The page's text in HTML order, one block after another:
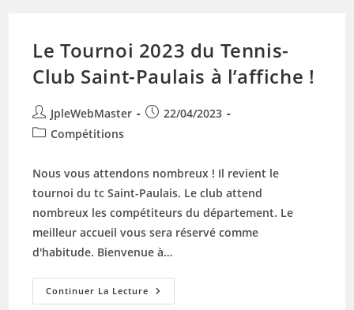
Le Tournoi 2023 du Tennis-
Club Saint-Paulais à l’affiche !
Auteur/autrice
de
JpleWebMaster
Publication
22/04/2023
PostCompétitions
Nous vous attendons nombreux ! Il revient le
tournoi du tc Saint-Paulais. Le club attend
nombreux les compétiteurs du département. Le
meilleur accueil vous sera réservé comme
d'habitude. Bienvenue à…
Continuer La Lecture Le
Tournoi